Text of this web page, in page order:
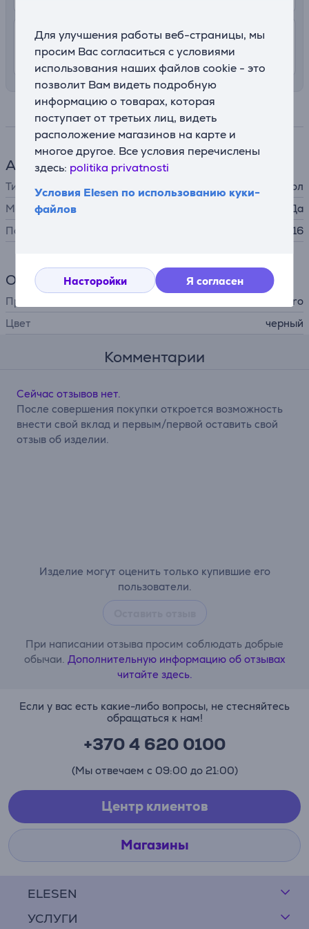
Для улучшения работы веб-страницы, мы
просим Вас согласиться с условиями
использования наших файлов cookie - это
позволит Вам видеть подробную
информацию о товарах, которая
поступает от третьих лиц, видеть
расположение магазинов на карте и
многое другое. Все условия перечислены
здесь: politika privatnosti
Условия Elesen по использованию куки-
файлов
Насторойки Я согласен
Доставка в квартиру
10. - 12. августа
4.99 €
Спецификация
Аксессуар для телефона
Тип
защитный чехол
MagSafe
Да
Подходит для телефонов
Apple iPhone 16
Общий параметр
Производитель
Puro
Цвет
черный
Комментарии
Изделие могут оценить только купившие его
пользователи.
При написании отзыва просим соблюдать добрые
обычаи. Дополнительную информацию об отзывах
читайте здесь.
Сейчас отзывов нет.
После совершения покупки откроется возможность
внести свой вклад и первым/первой оставить свой
отзыв об изделии.
ELESEN
УСЛУГИ
Если у вас есть какие-либо вопросы, не стесняйтесь
обращаться к нам!
+370 4 620 0100
(Мы отвечаем с 09:00 до 21:00)
Центр клиентов
Магазины